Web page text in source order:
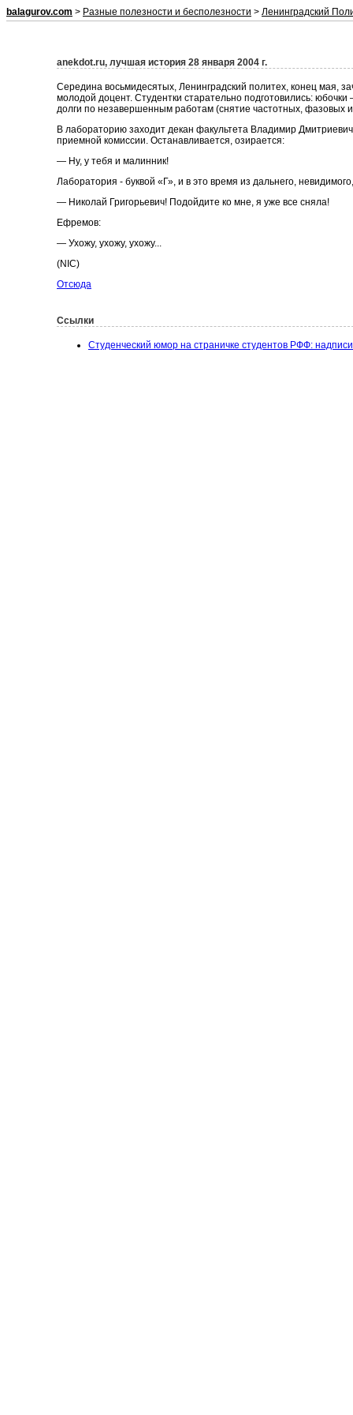
balagurov.com > Разные полезности и бесполезности > Ленинградский
anekdot.ru, лучшая история 28 января 2004 г.
Середина восьмидесятых, Ленинградский политех, конец мая,
молодой доцент. Студентки старательно подготовились:
долги по незавершенным работам (снятие частотных, фазовых
В лабораторию заходит декан факультета Владимир
приемной комиссии. Останавливается, озирается:
— Ну, у тебя и малинник!
Лаборатория - буквой «Г», и в это время из дальнего,
— Николай Григорьевич! Подойдите ко мне, я уже все сняла!
Ефремов:
— Ухожу, ухожу, ухожу...
(NIC)
Отсюда
Ссылки
Студенческий юмор на страничке студентов РФФ: